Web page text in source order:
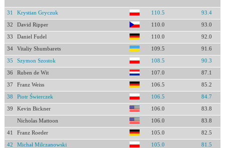
31 Krystian Gryczuk 110.5 93.4
32 David Ripper 110.0 93.0
33 Daniel Fudel 110.0 92.0
34 Vitaliy Shumbarets 109.5 91.6
35 Szymon Szostok 108.5 90.3
36 Ruben de Wit 107.0 87.1
37 Franz Weiss 106.5 85.2
38 Piotr Świerczek 106.5 84.7
39 Kevin Bickner 106.0 83.8
Nicholas Mattoon 106.0 83.8
41 Franz Roeder 105.0 82.5
42 Michał Milczanowski 105.0 81.5